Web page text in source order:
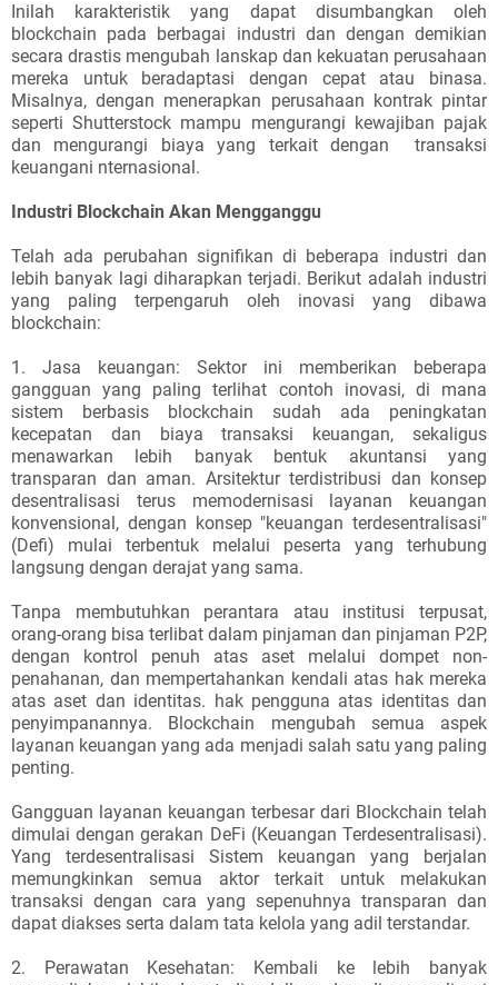
Inilah karakteristik yang dapat disumbangkan oleh
blockchain pada berbagai industri dan dengan demikian
secara drastis mengubah lanskap dan kekuatan perusahaan
mereka untuk beradaptasi dengan cepat atau binasa.
Misalnya, dengan menerapkan perusahaan kontrak pintar
seperti Shutterstock mampu mengurangi kewajiban pajak
dan mengurangi biaya yang terkait dengan transaksi
keuangani nternasional.
Industri Blockchain Akan Mengganggu
Telah ada perubahan signifikan di beberapa industri dan
lebih banyak lagi diharapkan terjadi. Berikut adalah industri
yang paling terpengaruh oleh inovasi yang dibawa
blockchain:
1. Jasa keuangan: Sektor ini memberikan beberapa
gangguan yang paling terlihat contoh inovasi, di mana
sistem berbasis blockchain sudah ada peningkatan
kecepatan dan biaya transaksi keuangan, sekaligus
menawarkan lebih banyak bentuk akuntansi yang
transparan dan aman. Arsitektur terdistribusi dan konsep
desentralisasi terus memodernisasi layanan keuangan
konvensional, dengan konsep "keuangan terdesentralisasi"
(Defi) mulai terbentuk melalui peserta yang terhubung
langsung dengan derajat yang sama.
Tanpa membutuhkan perantara atau institusi terpusat,
orang-orang bisa terlibat dalam pinjaman dan pinjaman P2P,
dengan kontrol penuh atas aset melalui dompet non-
penahanan, dan mempertahankan kendali atas hak mereka
atas aset dan identitas. hak pengguna atas identitas dan
penyimpanannya. Blockchain mengubah semua aspek
layanan keuangan yang ada menjadi salah satu yang paling
penting.
Gangguan layanan keuangan terbesar dari Blockchain telah
dimulai dengan gerakan DeFi (Keuangan Terdesentralisasi).
Yang terdesentralisasi Sistem keuangan yang berjalan
memungkinkan semua aktor terkait untuk melakukan
transaksi dengan cara yang sepenuhnya transparan dan
dapat diakses serta dalam tata kelola yang adil terstandar.
2. Perawatan Kesehatan: Kembali ke lebih banyak